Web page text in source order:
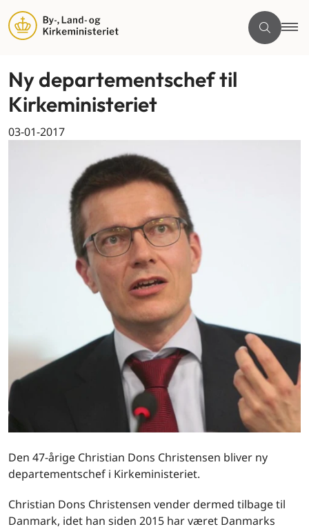
Ny departementschef til
Kirkeministeriet
03-01-2017
Den 47-årige Christian Dons Christensen bliver ny
departementschef i Kirkeministeriet.
Christian Dons Christensen vender dermed tilbage til
Danmark, idet han siden 2015 har været Danmarks